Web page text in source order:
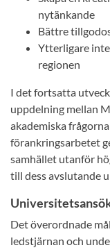
nytänkande
Bättre
Ytterligare
regionen
I det fortsatta
uppdelning mellan
akademiska
förankringsarbetet
samhället utanför
till dess avslutande
Det överordnade
ledstjärnan och